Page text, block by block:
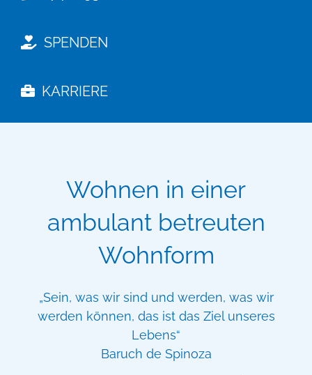
SPENDEN
KARRIERE
Wohnen in einer
ambulant betreuten
Wohnform
„Sein, was wir sind und werden, was wir
werden können, das ist das Ziel unseres
Lebens“
Baruch de Spinoza